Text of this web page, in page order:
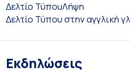
Δελτίο ΤύπουΛήψη
Δελτίο Τύπου στην αγγλική
Εκδηλώσεις